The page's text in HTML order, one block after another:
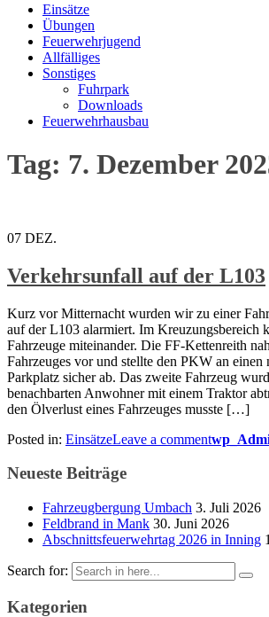
Einsätze
Übungen
Feuerwehrjugend
Allfälliges
Sonstiges
Fuhrpark
Downloads
Feuerwehrhausbau
Tag: 7. Dezember
07 DEZ.
Verkehrsunfall auf der L103
Kurz vor Mitternacht wurden wir zu einer
auf der L103 alarmiert. Im Kreuzungsbereich
Fahrzeuge miteinander. Die FF-Kettenreith
Fahrzeuges vor und stellte den PKW an einen
Parkplatz sicher ab. Das zweite Fahrzeug
benachbarten Anwohner mit einem Traktor
den Ölverlust eines Fahrzeuges musste […]
Posted in: EinsätzeLeave a comment
Neueste Beiträge
Fahrzeugbergung Umbach 3. Juli 2026
Feldbrand in Mank 30. Juni 2026
Abschnittsfeuerwehrtag 2026 in Inning
Search for:
Kategorien